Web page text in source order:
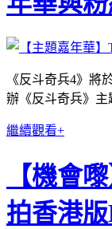
《反斗奇兵4》將
辦《反斗奇兵》主
繼續觀看+
【機會
拍香港